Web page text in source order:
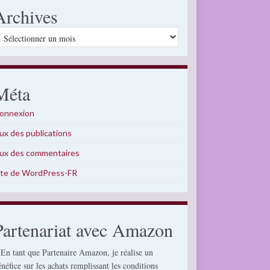
des publications
des commentaires
de WordPress-FR
avec Amazon
tant que Partenaire Amazon, je réalise un
sur les achats remplissant les conditions